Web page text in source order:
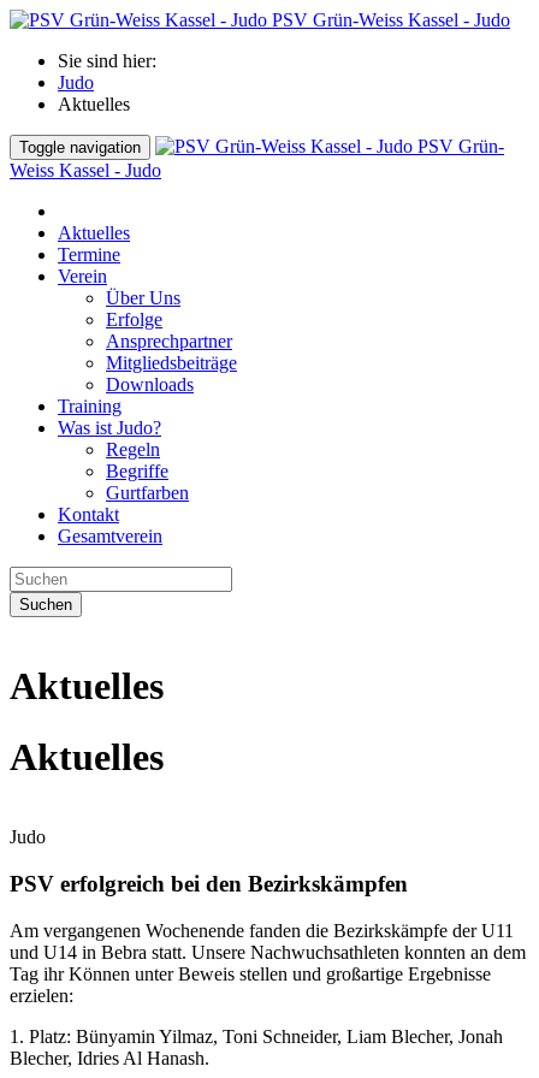
PSV Grün-Weiss Kassel - Judo
Sie sind hier:
Judo
Aktuelles
Toggle navigation
PSV Grün-
Weiss Kassel - Judo
Aktuelles
Termine
Verein
Über Uns
Erfolge
Ansprechpartner
Mitgliedsbeiträge
Downloads
Training
Was ist Judo?
Regeln
Begriffe
Gurtfarben
Kontakt
Gesamtverein
Suchen
Aktuelles
Aktuelles
Judo
PSV erfolgreich bei den Bezirkskämpfen
Am vergangenen Wochenende fanden die Bezirkskämpfe der U11
und U14 in Bebra statt. Unsere Nachwuchsathleten konnten an dem
Tag ihr Können unter Beweis stellen und großartige Ergebnisse
erzielen:
1. Platz: Bünyamin Yilmaz, Toni Schneider, Liam Blecher, Jonah
Blecher, Idries Al Hanash.